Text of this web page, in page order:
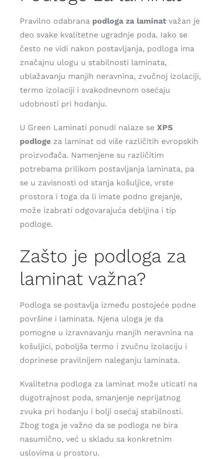
Lokacije
Pravilno odabrana podloga za laminatvažan je
deo svake kvalitetne ugradnje poda. Iako se
često ne vidi nakon postavljanja, podloga ima
značajnu ulogu u stabilnosti laminata,
ublažavanju manjih neravnina, zvučnoj izolaciji,
termo izolaciji i svakodnevnom osećaju
udobnosti pri hodanju.
U Green Laminati ponudi nalaze se XPS
podloge za laminat od više različitih evropskih
proizvođača. Namenjene su različitim
potrebama prilikom postavljanja laminata, pa
se u zavisnosti od stanja košuljice, vrste
prostora i toga da li imate podno grejanje,
može izabrati odgovarajuća debljina i tip
podloge.
Zašto je podloga za
laminat važna?
Podloga se postavlja između postojeće podne
površine i laminata. Njena uloga je da
pomogne u izravnavanju manjih neravnina na
košuljici, poboljša termo i zvučnu izolaciju i
doprinese pravilnijem naleganju laminata.
Kvalitetna podloga za laminat može uticati na
dugotrajnost poda, smanjenje neprijatnog
zvuka pri hodanju i bolji osećaj stabilnosti.
Zbog toga je važno da se podloga ne bira
nasumično, već u skladu sa konkretnim
uslovima u prostoru.